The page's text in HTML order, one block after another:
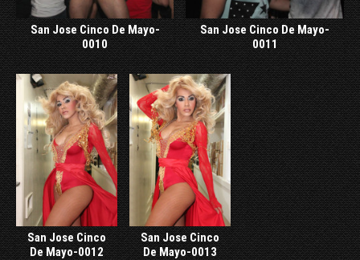
San Jose Cinco De Mayo-
0010
San Jose Cinco De Mayo-
0011
San Jose Cinco
De Mayo-0012
San Jose Cinco
De Mayo-0013